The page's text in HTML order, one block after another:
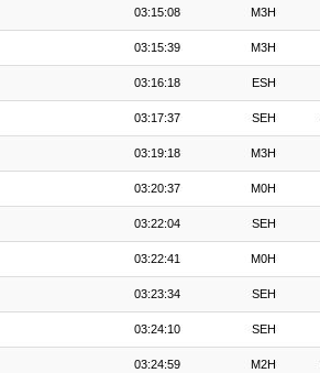
03:15:08 M3H
03:15:39 M3H
03:16:18 ESH
03:17:37 SEH
03:19:18 M3H
03:20:37 M0H
03:22:04 SEH
03:22:41 M0H
03:23:34 SEH
03:24:10 SEH
03:24:59 M2H